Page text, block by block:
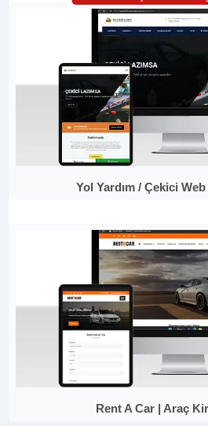
Yol Yardım / Çekici
Rent A Car | Araç